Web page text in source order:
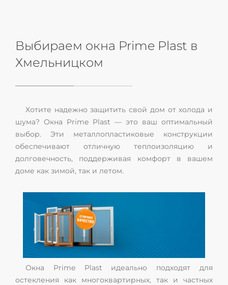
Выбираем окна Prime Plast в
Хмельницком
Хотите надежно защитить свой дом от холода и
шума? Окна Prime Plast — это ваш оптимальный
выбор. Эти металлопластиковые конструкции
обеспечивают отличную теплоизоляцию и
долговечность, поддерживая комфорт в вашем
доме как зимой, так и летом.
Окна Prime Plast идеально подходят для
остекления как многоквартирных, так и частных